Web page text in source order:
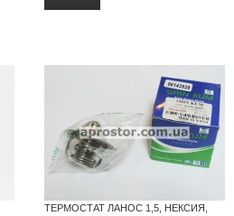
ТЕРМОСТАТ ЛАНОС 1,5, НЕКСИЯ,